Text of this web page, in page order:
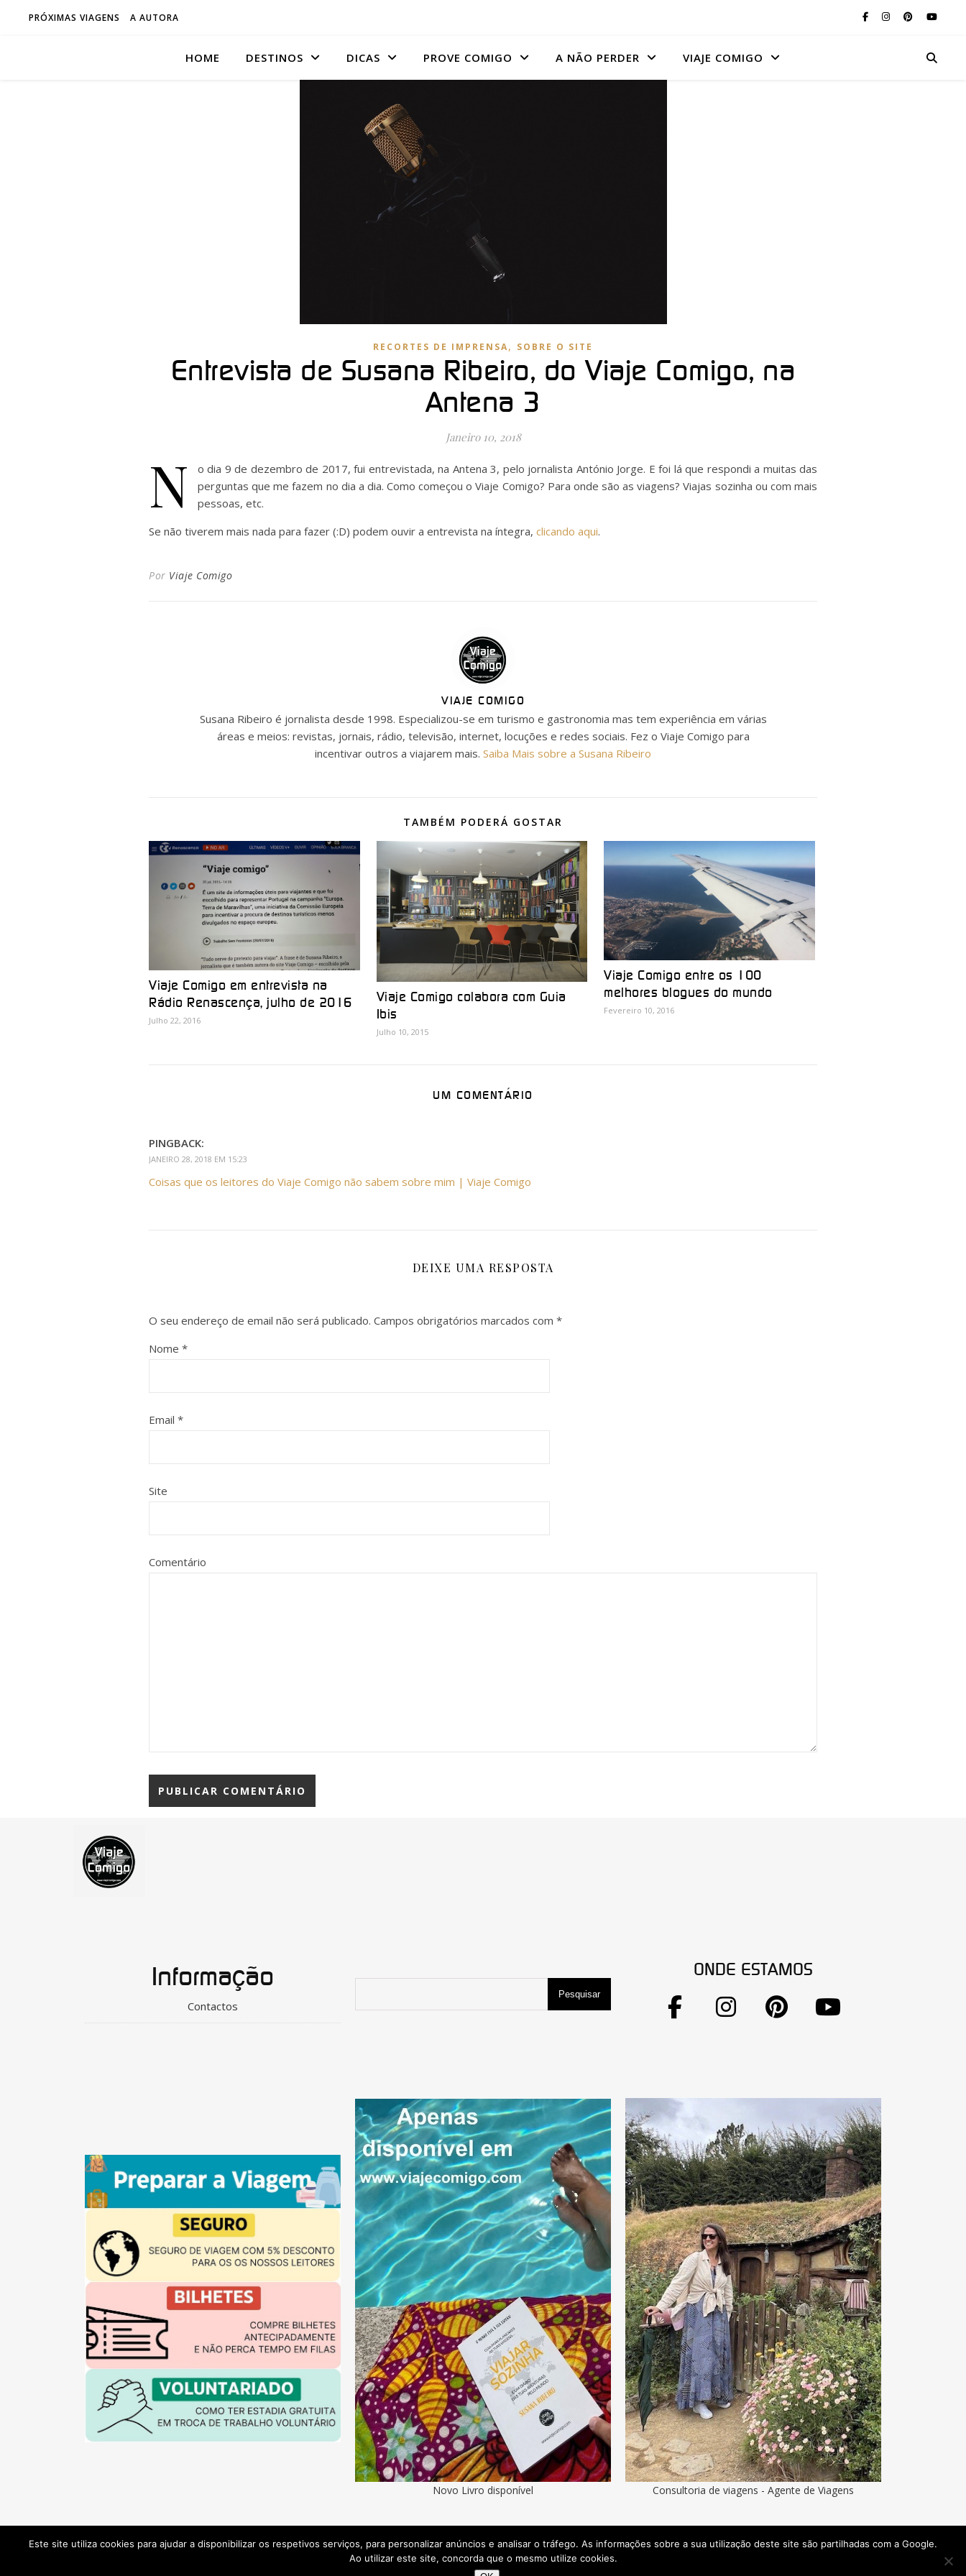
PRÓXIMAS VIAGENS A AUTORA
HOME DESTINOS DICAS PROVE COMIGO A NÃO PERDER VIAJE COMIGO
RECORTES DE IMPRENSA, SOBRE O SITE
Entrevista de Susana Ribeiro, do Viaje Comigo, na
Antena 3
Janeiro 10, 2018
N
o dia 9 de dezembro de 2017, fui entrevistada, na Antena 3, pelo jornalista António Jorge. E foi lá que respondi a muitas das
perguntas que me fazem no dia a dia. Como começou o Viaje Comigo? Para onde são as viagens? Viajas sozinha ou com mais
pessoas, etc.
Se não tiverem mais nada para fazer (:D) podem ouvir a entrevista na íntegra, clicando aqui.
Por Viaje Comigo
VIAJE COMIGO
Susana Ribeiro é jornalista desde 1998. Especializou-se em turismo e gastronomia mas tem experiência em várias
áreas e meios: revistas, jornais, rádio, televisão, internet, locuções e redes sociais. Fez o Viaje Comigo para
incentivar outros a viajarem mais. Saiba Mais sobre a Susana Ribeiro
TAMBÉM PODERÁ GOSTAR
Viaje Comigo em entrevista na
Rádio Renascença, julho de 2016
Julho 22, 2016
Viaje Comigo colabora com Guia
Ibis
Julho 10, 2015
Viaje Comigo entre os 100
melhores blogues do mundo
Fevereiro 10, 2016
UM COMENTÁRIO
PINGBACK:
JANEIRO 28, 2018 EM 15:23
Coisas que os leitores do Viaje Comigo não sabem sobre mim | Viaje Comigo
DEIXE UMA RESPOSTA
O seu endereço de email não será publicado. Campos obrigatórios marcados com *
Nome *
Email *
Site
Comentário
Informação
Contactos
Pesquisar
ONDE ESTAMOS
Novo Livro disponível Consultoria de viagens - Agente de Viagens
Este site utiliza cookies para ajudar a disponibilizar os respetivos serviços, para personalizar anúncios e analisar o tráfego. As informações sobre a sua utilização deste site são partilhadas com a Google.
Ao utilizar este site, concorda que o mesmo utilize cookies.